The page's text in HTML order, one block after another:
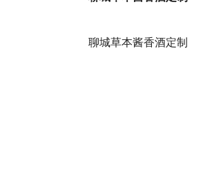
聊城草本酱香酒定制